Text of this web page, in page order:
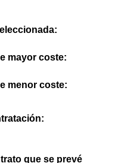
mayor coste:
menor coste:
que se prevé